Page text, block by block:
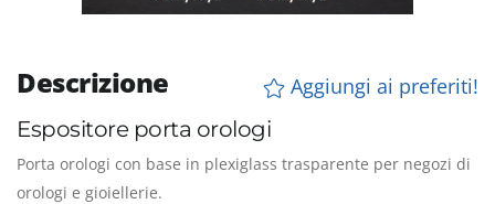
Descrizione
Aggiungi ai preferiti!
Espositore porta orologi
Porta orologi con base in plexiglass trasparente per negozi di
orologi e gioiellerie.